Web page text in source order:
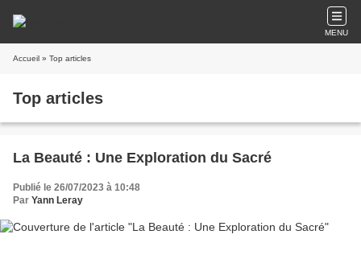
MENU
Accueil » Top articles
Top articles
La Beauté : Une Exploration du Sacré
Publié le 26/07/2023 à 10:48
Par Yann Leray